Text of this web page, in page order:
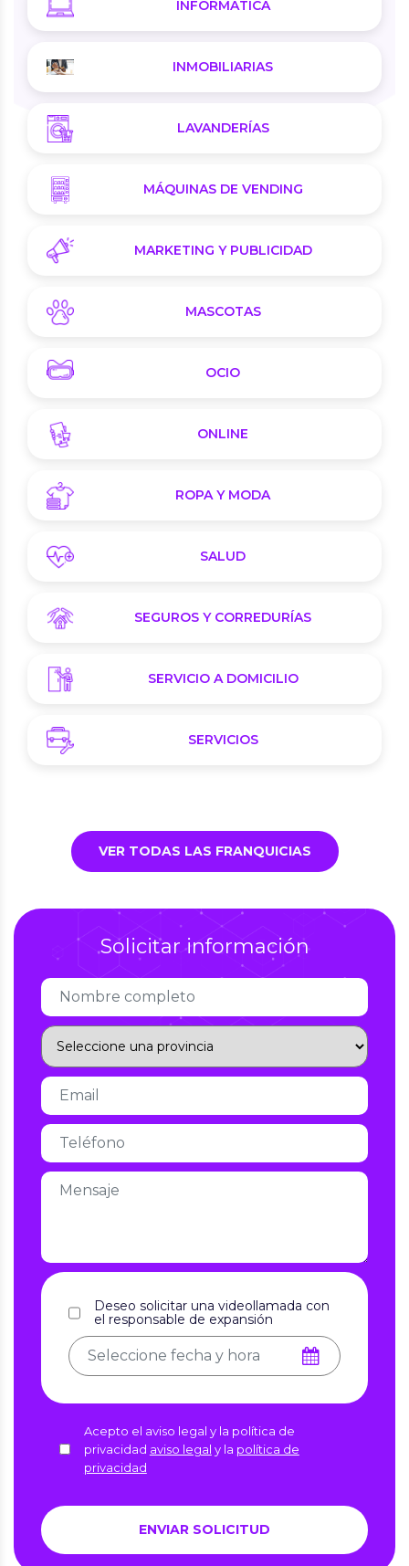
INFORMÁTICA
INMOBILIARIAS
LAVANDERÍAS
MÁQUINAS DE VENDING
MARKETING Y PUBLICIDAD
MASCOTAS
OCIO
ONLINE
ROPA Y MODA
SALUD
SEGUROS Y CORREDURÍAS
SERVICIO A DOMICILIO
SERVICIOS
VER TODAS LAS FRANQUICIAS
Solicitar información
Deseo solicitar una videollamada con
el responsable de expansión
Acepto el aviso legal y la política de
privacidad aviso legal y la política de
privacidad